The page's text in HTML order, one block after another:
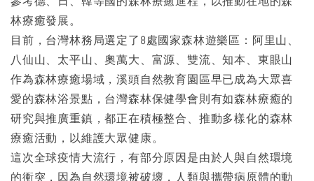
林療癒發展。
目前，台灣林務局選定了8處國家森林遊樂區：阿里山、
八仙山、太平山、奧萬大、富源、雙流、知本、東眼山
作為森林療癒場域，溪頭自然教育園區早已成為大眾喜
愛的森林浴景點，台灣森林保健學會則有如森林療癒的
研究與推廣重鎮，都正在積極整合、推動多樣化的森林
療癒活動，以維護大眾健康。
這次全球疫情大流行，有部分原因是由於人與自然環境
的衝突，因為自然環境被破壞，人類與攜帶病原體的動